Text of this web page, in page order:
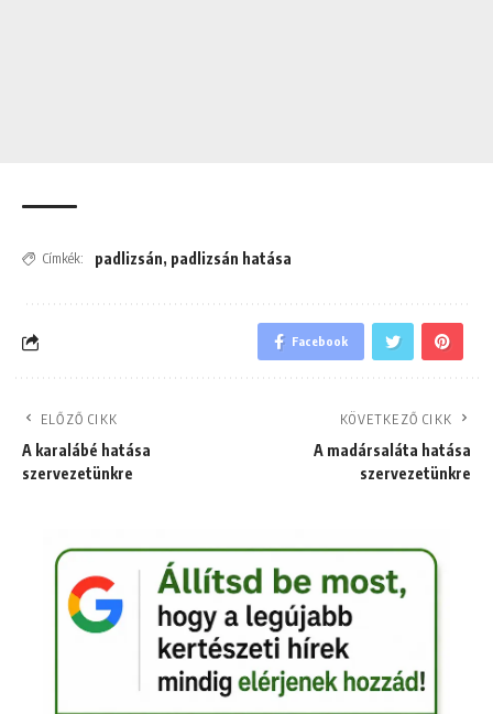
Címkék: padlizsán, padlizsán hatása
Facebook
ELŐZŐ CIKK
A karalábé hatása
szervezetünkre
KÖVETKEZŐ CIKK
A madársaláta hatása
szervezetünkre